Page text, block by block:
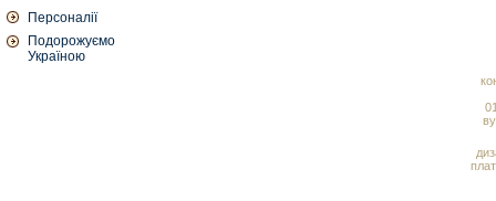
Персоналії
Подорожуємо
Україною